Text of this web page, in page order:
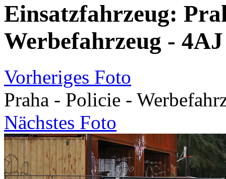
Einsatzfahrzeug:
Werbefahrzeug -
Vorheriges Foto
Praha - Policie -
Nächstes Foto